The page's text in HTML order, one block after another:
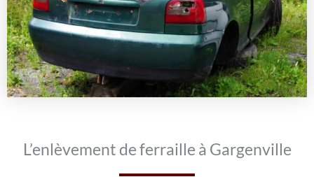
L’enlèvement de ferraille à Gargenville